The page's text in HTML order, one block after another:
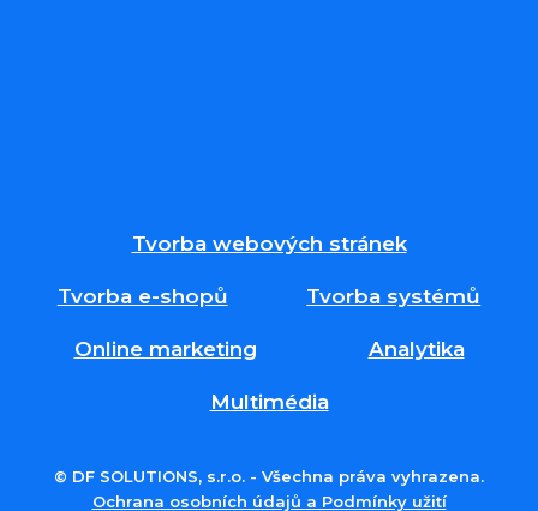
Tvorba webových stránek
Tvorba e-shopů Tvorba systémů
Online marketing Analytika
Multimédia
© DF SOLUTIONS, s.r.o. - Všechna práva vyhrazena.
Ochrana osobních údajů a Podmínky užití